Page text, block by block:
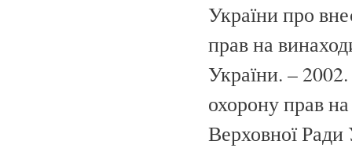
України про
прав на
України. –
охорону прав
Верховної